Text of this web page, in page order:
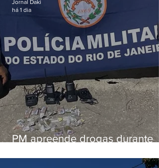
PM apreende drogas durante
Jornal Daki
há 1 dia